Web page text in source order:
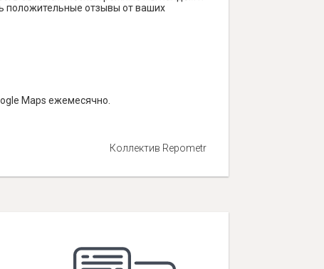
положительные отзывы от ваших
Maps ежемесячно.
Коллектив Repometr